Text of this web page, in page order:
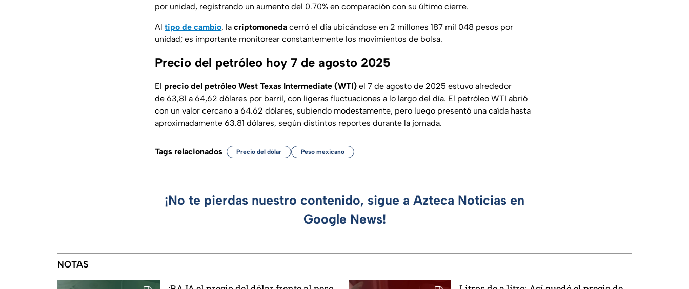
por unidad, registrando un aumento del 0.70% en comparación con su último cierre.
Al tipo de cambio, la criptomoneda cerró el día ubicándose en 2 millones 187 mil 048 pesos por
unidad; es importante monitorear constantemente los movimientos de bolsa.
Precio del petróleo hoy 7 de agosto 2025
El precio del petróleo West Texas Intermediate (WTI) el 7 de agosto de 2025 estuvo alrededor
de 63,81 a 64,62 dólares por barril, con ligeras fluctuaciones a lo largo del día. El petróleo WTI abrió
con un valor cercano a 64.62 dólares, subiendo modestamente, pero luego presentó una caída hasta
aproximadamente 63.81 dólares, según distintos reportes durante la jornada.
Tags relacionados Precio del dólar Peso mexicano
¡No te pierdas nuestro contenido, sigue a Azteca Noticias en
Google News!
NOTAS